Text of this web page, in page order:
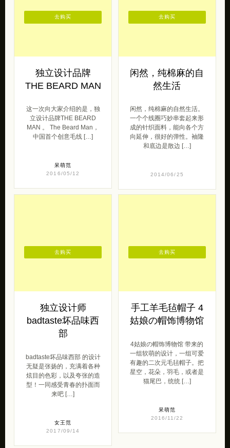
独立设计品牌
THE BEARD MAN
这一次向大家介绍的是，独
立设计品牌THE BEARD
MAN 。 The Beard Man，
中国首个创意毛线 […]
呆萌范
2016/05/12
去购买
闲然，纯棉麻的自
然生活
闲然，纯棉麻的自然生活。
一个个线圈巧妙串套起来形
成的针织面料，能向各个方
向延伸，很好的弹性。袖隆
和底边是散边 […]
2014/06/25
去购买
独立设计师
badtaste坏品味西
部
badtaste坏品味西部 的设计
无疑是张扬的，充满着各种
炫目的色彩，以及夸张的造
型！一同感受青春的扑面而
来吧 […]
女王范
2017/09/14
去购买
手工羊毛毡帽子 4
姑娘の帽饰博物馆
4姑娘の帽饰博物馆 带来的
一组软萌的设计，一组可爱
有趣的二次元毛毡帽子。把
星空，花朵，羽毛，或者是
猫尾巴，统统 […]
呆萌范
2016/11/22
去购买